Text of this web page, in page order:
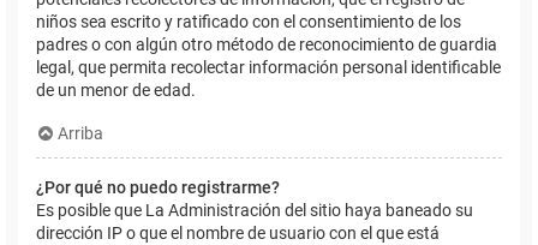
niños sea escrito y ratificado con el consentimiento de los
padres o con algún otro método de reconocimiento de guardia
legal, que permita recolectar información personal identificable
de un menor de edad.
Arriba
¿Por qué no puedo registrarme?
Es posible que La Administración del sitio haya baneado su
dirección IP o que el nombre de usuario con el que está